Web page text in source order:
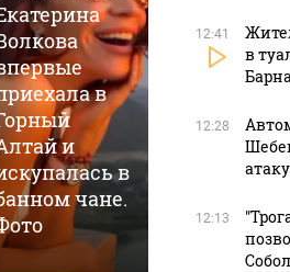
в
и
в
чане.
07 августа,
Более
в
ходе
12:41
в
12:28
12:13